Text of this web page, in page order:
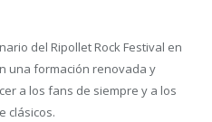
del Ripollet Rock Festival en
una formación renovada y
a los fans de siempre y a los
clásicos.